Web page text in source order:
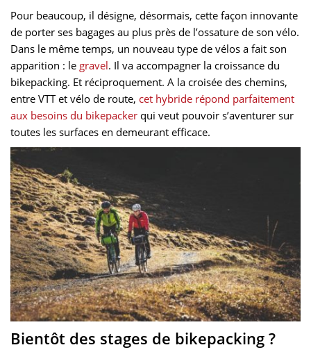
Pour beaucoup, il désigne, désormais, cette façon innovante
de porter ses bagages au plus près de l’ossature de son vélo.
Dans le même temps, un nouveau type de vélos a fait son
apparition : le gravel. Il va accompagner la croissance du
bikepacking. Et réciproquement. A la croisée des chemins,
entre VTT et vélo de route, cet hybride répond parfaitement
aux besoins du bikepacker qui veut pouvoir s’aventurer sur
toutes les surfaces en demeurant efficace.
Bientôt des stages de bikepacking ?